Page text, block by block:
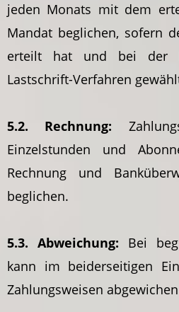
jeden Monats mit dem
Mandat beglichen, sofern
erteilt hat und bei der
Lastschrift-Verfahren
5.2. Rechnung:
Einzelstunden und
Rechnung und
beglichen.
5.3. Abweichung: Bei
kann im beiderseitigen
Zahlungsweisen